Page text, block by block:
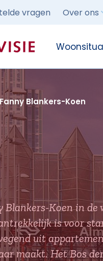
vragen Over ons
Blankers-Koen
Koen in
is voor
uit
maakt. Het Bos